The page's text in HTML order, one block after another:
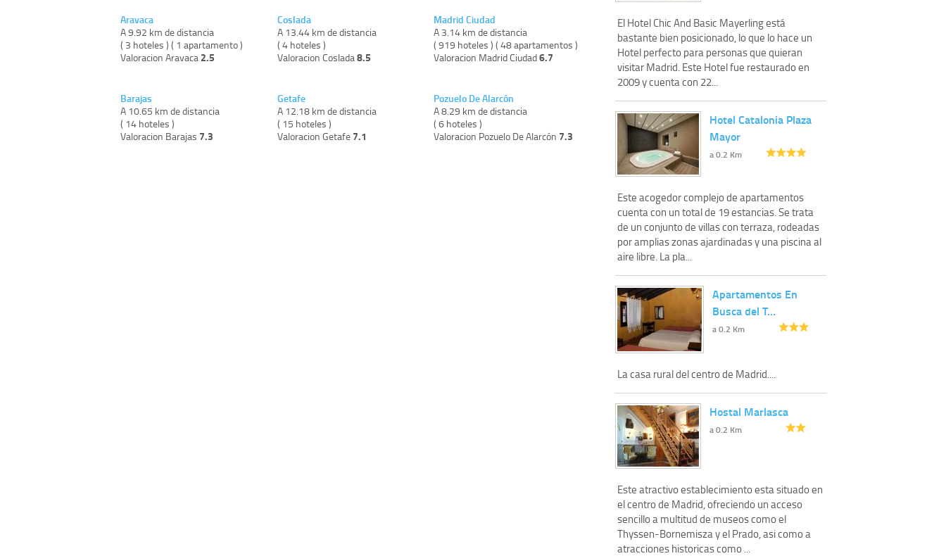
Aravaca
A 9.92 km de distancia
( 3 hoteles ) ( 1 apartamento )
Valoracion Aravaca 2.5
Barajas
A 10.65 km de distancia
( 14 hoteles )
Valoracion Barajas 7.3
Coslada
A 13.44 km de distancia
( 4 hoteles )
Valoracion Coslada 8.5
Getafe
A 12.18 km de distancia
( 15 hoteles )
Valoracion Getafe 7.1
Madrid Ciudad
A 3.14 km de distancia
( 919 hoteles ) ( 48 apartamentos )
Valoracion Madrid Ciudad6.7
Pozuelo De Alarcón
A 8.29 km de distancia
( 6 hoteles )
Valoracion Pozuelo De Alarcón 7.3
El Hotel Chic And Basic Mayerling está
bastante bien posicionado, lo que lo hace un
Hotel perfecto para personas que quieran
visitar Madrid. Este Hotel fue restaurado en
2009 y cuenta con 22...
Hotel Catalonia Plaza
Mayor
a 0.2 Km
Este acogedor complejo de apartamentos
cuenta con un total de 19 estancias. Se trata
de un conjunto de villas con terraza, rodeadas
por amplias zonas ajardinadas y una piscina al
aire libre. La pla...
Apartamentos En
Busca del T…
a 0.2 Km
La casa rural del centro de Madrid....
Hostal Marlasca
a 0.2 Km
Este atractivo establecimiento esta situado en
el centro de Madrid, ofreciendo un acceso
sencillo a multitud de museos como el
Thyssen-Bornemisza y el Prado, asi como a
atracciones historicas como ...